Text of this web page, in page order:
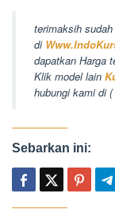
terimaksih
di
dapatkan Harga
Klik model lain
hubungi kami di
Sebarkan ini: